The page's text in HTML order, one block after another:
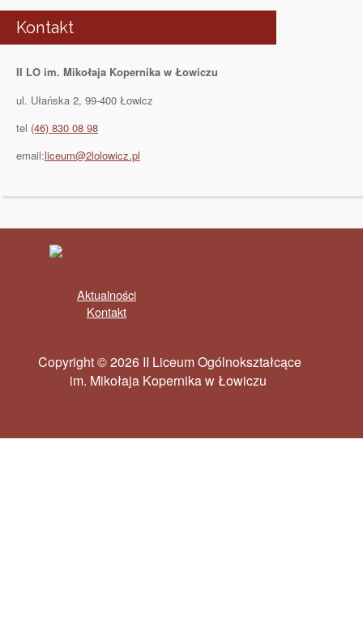
Kontakt
II LO im. Mikołaja Kopernika w Łowiczu
ul. Ułańska 2, 99-400 Łowicz
tel (46) 830 08 98
email:liceum@2lolowicz.pl
Aktualności
Kontakt
Copyright © 2026 II Liceum Ogólnokształcące
im. Mikołaja Kopernika w Łowiczu